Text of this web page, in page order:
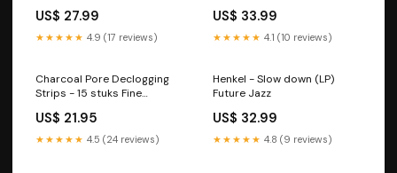
US$ 27.99
★★★★★ 4.9 (17 reviews)
US$ 33.99
★★★★★ 4.1 (10 reviews)
Charcoal Pore Declogging
Strips - 15 stuks Fine
US$ 21.95
★★★★★ 4.5 (24 reviews)
Henkel - Slow down (LP)
Future Jazz
US$ 32.99
★★★★★ 4.8 (9 reviews)